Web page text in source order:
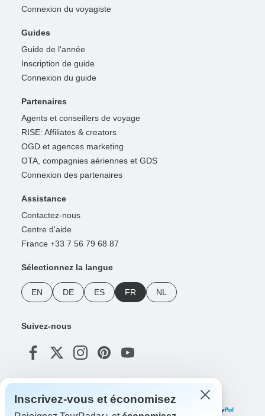
Connexion du voyagiste
Guides
Guide de l'année
Inscription de guide
Connexion du guide
Partenaires
Agents et conseillers de voyage
RISE: Affiliates & creators
OGD et agences marketing
OTA, compagnies aériennes et GDS
Connexion des partenaires
Assistance
Contactez-nous
Centre d'aide
France +33 7 56 79 68 87
Sélectionnez la langue
EN DE ES FR NL
Suivez-nous
Inscrivez-vous et économisez